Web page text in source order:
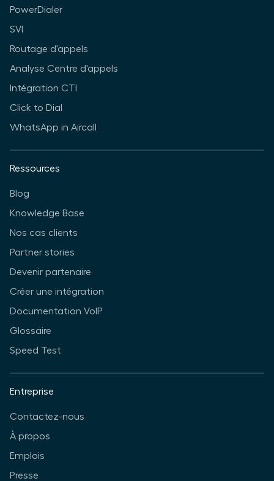
PowerDialer
SVI
Routage d'appels
Analyse Centre d'appels
Intégration CTI
Click to Dial
WhatsApp in Aircall
Ressources
Blog
Knowledge Base
Nos cas clients
Partner stories
Devenir partenaire
Créer une intégration
Documentation VoIP
Glossaire
Speed Test
Entreprise
Contactez-nous
À propos
Emplois
Presse